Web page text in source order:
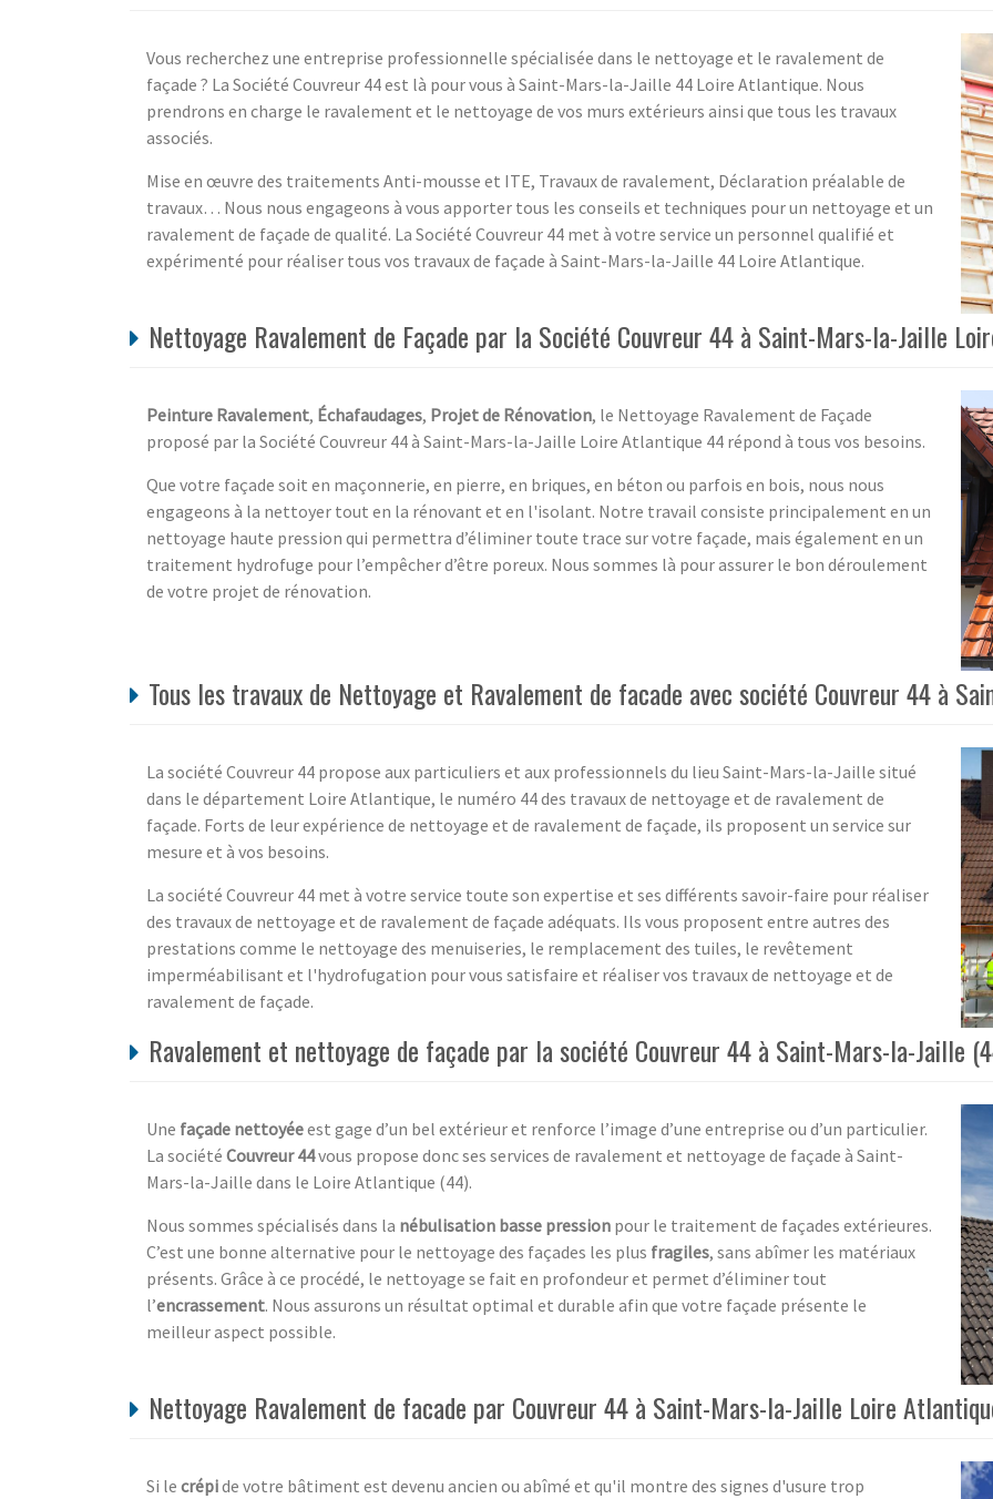
Vous recherchez une entreprise professionnelle spécialisée dans le nettoyage et le ravalement de
façade ? La Société Couvreur 44 est là pour vous à Saint-Mars-la-Jaille 44 Loire Atlantique. Nous
prendrons en charge le ravalement et le nettoyage de vos murs extérieurs ainsi que tous les travaux
associés.
Mise en œuvre des traitements Anti-mousse et ITE, Travaux de ravalement, Déclaration préalable de
travaux… Nous nous engageons à vous apporter tous les conseils et techniques pour un nettoyage et un
ravalement de façade de qualité. La Société Couvreur 44 met à votre service un personnel qualifié et
expérimenté pour réaliser tous vos travaux de façade à Saint-Mars-la-Jaille 44 Loire Atlantique.
Nettoyage Ravalement de Façade par la Société Couvreur 44 à Saint-Mars-la-Jaille
Peinture Ravalement, Échafaudages, Projet de Rénovation, le Nettoyage Ravalement de Façade
proposé par la Société Couvreur 44 à Saint-Mars-la-Jaille Loire Atlantique 44 répond à tous vos besoins.
Que votre façade soit en maçonnerie, en pierre, en briques, en béton ou parfois en bois, nous nous
engageons à la nettoyer tout en la rénovant et en l'isolant. Notre travail consiste principalement en un
nettoyage haute pression qui permettra d’éliminer toute trace sur votre façade, mais également en un
traitement hydrofuge pour l’empêcher d’être poreux. Nous sommes là pour assurer le bon déroulement
de votre projet de rénovation.
Tous les travaux de Nettoyage et Ravalement de facade avec société Couvreur 44 à
La société Couvreur 44 propose aux particuliers et aux professionnels du lieu Saint-Mars-la-Jaille situé
dans le département Loire Atlantique, le numéro 44 des travaux de nettoyage et de ravalement de
façade. Forts de leur expérience de nettoyage et de ravalement de façade, ils proposent un service sur
mesure et à vos besoins.
La société Couvreur 44 met à votre service toute son expertise et ses différents savoir-faire pour réaliser
des travaux de nettoyage et de ravalement de façade adéquats. Ils vous proposent entre autres des
prestations comme le nettoyage des menuiseries, le remplacement des tuiles, le revêtement
imperméabilisant et l'hydrofugation pour vous satisfaire et réaliser vos travaux de nettoyage et de
ravalement de façade.
Ravalement et nettoyage de façade par la société Couvreur 44 à Saint-Mars-la-Jaille
Une façade nettoyéeest gage d’un bel extérieur et renforce l’image d’une entreprise ou d’un particulier.
La société Couvreur 44vous propose donc ses services de ravalement et nettoyage de façade à Saint-
Mars-la-Jaille dans le Loire Atlantique (44).
Nous sommes spécialisés dans la nébulisation basse pression pour le traitement de façades extérieures.
C’est une bonne alternative pour le nettoyage des façades les plus fragiles, sans abîmer les matériaux
présents. Grâce à ce procédé, le nettoyage se fait en profondeur et permet d’éliminer tout
l’encrassement. Nous assurons un résultat optimal et durable afin que votre façade présente le
meilleur aspect possible.
Nettoyage Ravalement de facade par Couvreur 44 à Saint-Mars-la-Jaille Loire
Si le crépide votre bâtiment est devenu ancien ou abîmé et qu'il montre des signes d'usure trop